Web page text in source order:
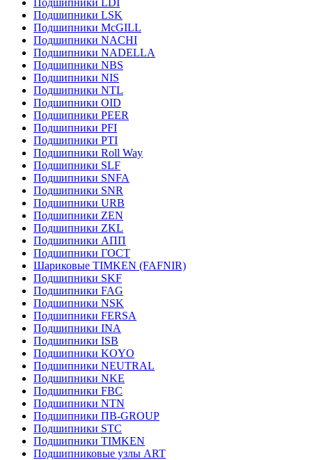
Подшипники LDI
Подшипники LSK
Подшипники McGILL
Подшипники NACHI
Подшипники NADELLA
Подшипники NBS
Подшипники NIS
Подшипники NTL
Подшипники OID
Подшипники PEER
Подшипники PFI
Подшипники PTI
Подшипники Roll Way
Подшипники SLF
Подшипники SNFA
Подшипники SNR
Подшипники URB
Подшипники ZEN
Подшипники ZKL
Подшипники АПП
Подшипники ГОСТ
Шариковые ТІMKEN (FAFNIR)
Подшипники SKF
Подшипники FAG
Подшипники NSK
Подшипники FERSA
Подшипники INA
Подшипники ISB
Подшипники KOYO
Подшипники NEUTRAL
Подшипники NKE
Подшипники FBC
Подшипники NTN
Подшипники ПВ-GROUP
Подшипники STC
Подшипники TIMKEN
Подшипниковые узлы ART